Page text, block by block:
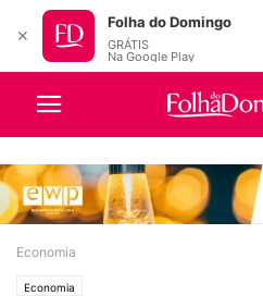
Economia
Economia
✕
Folha do Domingo
GRÁTIS
Na Google Play